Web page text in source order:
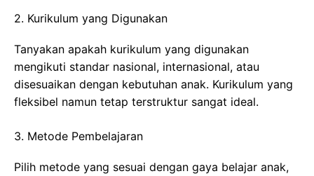
2. Kurikulum yang Digunakan
Tanyakan apakah kurikulum yang digunakan
mengikuti standar nasional, internasional, atau
disesuaikan dengan kebutuhan anak. Kurikulum yang
fleksibel namun tetap terstruktur sangat ideal.
3. Metode Pembelajaran
Pilih metode yang sesuai dengan gaya belajar anak,